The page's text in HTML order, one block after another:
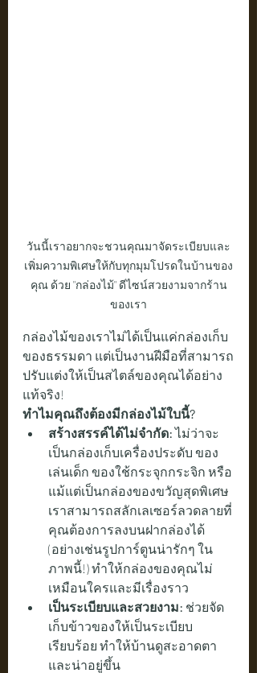
วันนี้เราอยากจะชวนคุณมาจัดระเบียบและ
เพิ่มความพิเศษให้กับทุกมุมโปรดในบ้านของ
คุณ ด้วย "กล่องไม้" ดีไซน์สวยงามจากร้าน
ของเรา
กล่องไม้ของเราไม่ได้เป็นแค่กล่องเก็บ
ของธรรมดา แต่เป็นงานฝีมือที่สามารถ
ปรับแต่งให้เป็นสไตล์ของคุณได้อย่าง
แท้จริง!
ทำไมคุณถึงต้องมีกล่องไม้ใบนี้?
สร้างสรรค์ได้ไม่จำกัด: ไม่ว่าจะ
เป็นกล่องเก็บเครื่องประดับ ของ
เล่นเด็ก ของใช้กระจุกกระจิก หรือ
แม้แต่เป็นกล่องของขวัญสุดพิเศษ
เราสามารถสลักเลเซอร์ลวดลายที่
คุณต้องการลงบนฝากล่องได้
(อย่างเช่นรูปการ์ตูนน่ารักๆ ใน
ภาพนี้!) ทำให้กล่องของคุณไม่
เหมือนใครและมีเรื่องราว
เป็นระเบียบและสวยงาม: ช่วยจัด
เก็บข้าวของให้เป็นระเบียบ
เรียบร้อย ทำให้บ้านดูสะอาดตา
และน่าอยู่ขึ้น